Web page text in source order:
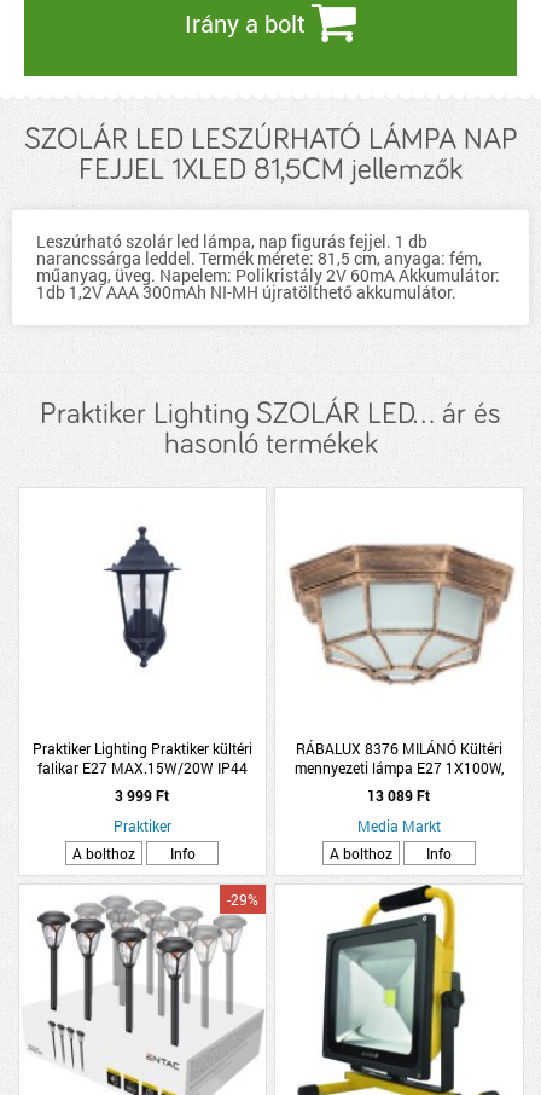
Irány a bolt
SZOLÁR LED LESZÚRHATÓ LÁMPA NAP
FEJJEL 1XLED 81,5CM jellemzők
Leszúrható szolár led lámpa, nap figurás fejjel. 1 db
narancssárga leddel. Termék mérete: 81,5 cm, anyaga: fém,
műanyag, üveg. Napelem: Polikristály 2V 60mA Akkumulátor:
1db 1,2V AAA 300mAh NI-MH újratölthető akkumulátor.
Praktiker Lighting SZOLÁR LED... ár és
hasonló termékek
Praktiker Lighting Praktiker kültéri
falikar E27 MAX.15W/20W IP44
felfelé álló 22x17x32,5cm fekete
3 999 Ft
Praktiker
A bolthoz
Info
RÁBALUX 8376 MILÁNÓ Kültéri
mennyezeti lámpa E27 1X100W,
antik arany, IP43
13 089 Ft
Media Markt
A bolthoz
Info
-29%